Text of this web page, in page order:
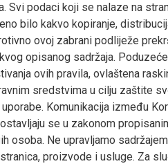
Svi podaci koji se nalaze na
bilo kakvo kopiranje,
ovoj zabrani podliježe
opisanog sadržaja.
ovih pravila, ovlaštena
sredstvima u cilju zaštite
Komunikacija između
se u zakonom
osoba. Ne upravljamo
proizvode i usluge. Za